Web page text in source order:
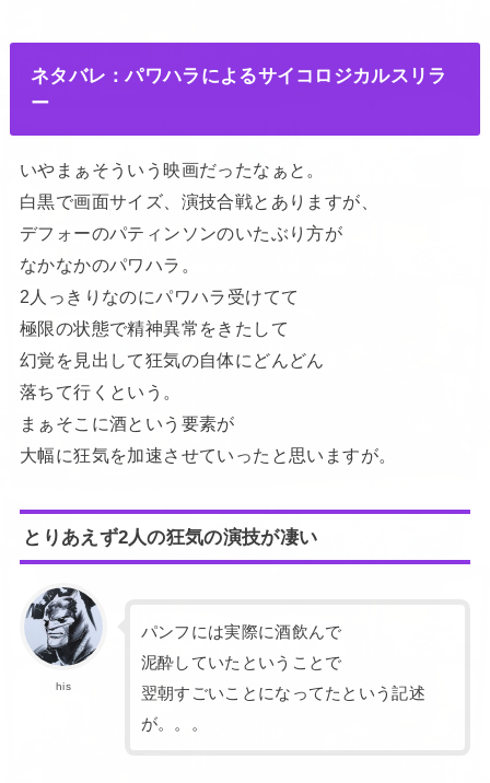
ネタバレ：パワハラによるサイコロジカルスリラ
ー
いやまぁそういう映画だったなぁと。
白黒で画面サイズ、演技合戦とありますが、
デフォーのパティンソンのいたぶり方が
なかなかのパワハラ。
2人っきりなのにパワハラ受けてて
極限の状態で精神異常をきたして
幻覚を見出して狂気の自体にどんどん
落ちて行くという。
まぁそこに酒という要素が
大幅に狂気を加速させていったと思いますが。
とりあえず2人の狂気の演技が凄い
his
パンフには実際に酒飲んで
泥酔していたということで
翌朝すごいことになってたという記述
が。。。